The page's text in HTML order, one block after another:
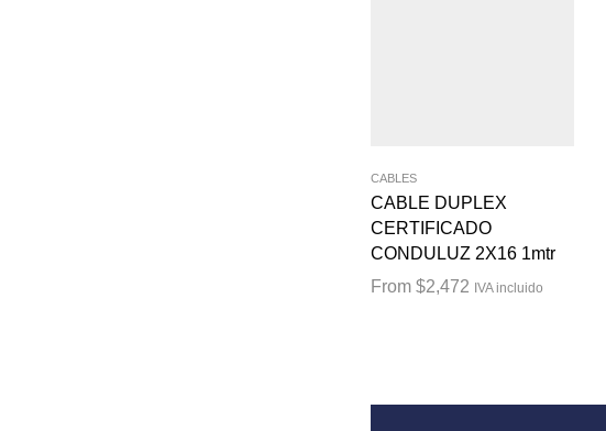
CABLES
CABLE DUPLEX
CERTIFICADO
CONDULUZ 2X16 1mtr
From$2,472 IVA incluido